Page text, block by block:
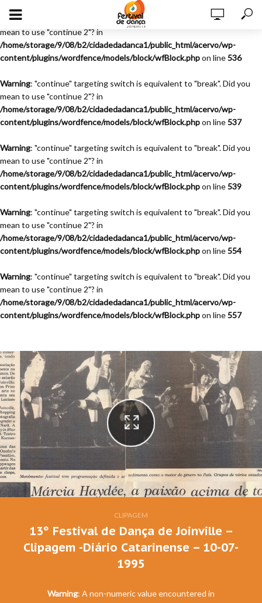
Warning
: "continue" targeting switch is equivalent to "break". Did you
mean to use "continue 2"? in
/home/storage/9/08/b2/cidadedadanca1/public_html/acervo/wp-
content/plugins/wordfence/models/block/wfBlock.phpon line536
Warning: "continue" targeting switch is equivalent to "break". Did you
mean to use "continue 2"? in
/home/storage/9/08/b2/cidadedadanca1/public_html/acervo/wp-
content/plugins/wordfence/models/block/wfBlock.phpon line537
Warning: "continue" targeting switch is equivalent to "break". Did you
mean to use "continue 2"? in
/home/storage/9/08/b2/cidadedadanca1/public_html/acervo/wp-
content/plugins/wordfence/models/block/wfBlock.phpon line539
Warning: "continue" targeting switch is equivalent to "break". Did you
mean to use "continue 2"? in
/home/storage/9/08/b2/cidadedadanca1/public_html/acervo/wp-
content/plugins/wordfence/models/block/wfBlock.phpon line554
Warning: "continue" targeting switch is equivalent to "break". Did you
mean to use "continue 2"? in
/home/storage/9/08/b2/cidadedadanca1/public_html/acervo/wp-
content/plugins/wordfence/models/block/wfBlock.phpon line557
Festival de Dança de Joinville - 13a. Edição - 1995
CLIPAGEM
13º Festival de Dança de Joinville –
Clipagem -Diário Catarinense – 10-07-
1995
Warning: A non-numeric value encountered in